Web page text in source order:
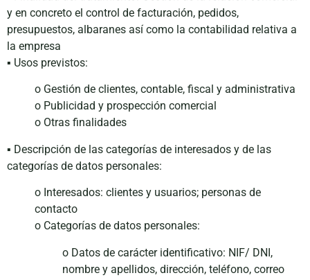
y en concreto el control de facturación, pedidos,
presupuestos, albaranes así como la contabilidad relativa a
la empresa
▪ Usos previstos:
o Gestión de clientes, contable, fiscal y administrativa
o Publicidad y prospección comercial
o Otras finalidades
▪ Descripción de las categorías de interesados y de las
categorías de datos personales:
o Interesados: clientes y usuarios; personas de
contacto
o Categorías de datos personales:
o Datos de carácter identificativo: NIF/ DNI,
nombre y apellidos, dirección, teléfono, correo